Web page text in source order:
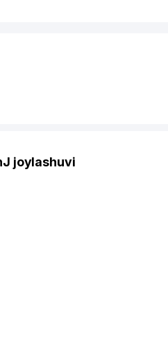
joylashuvi